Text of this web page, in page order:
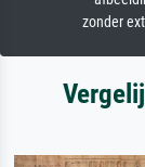
zonder